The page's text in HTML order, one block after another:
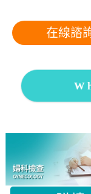
在線諮